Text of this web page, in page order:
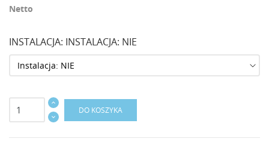
Netto
INSTALACJA: INSTALACJA: NIE
DO KOSZYKA